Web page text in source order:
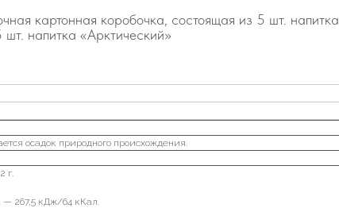
картонная коробочка, состоящая из 5 шт. напитка
напитка «Арктический»
осадок природного происхождения.
г.
— 267,5 кДж/64 кКал.